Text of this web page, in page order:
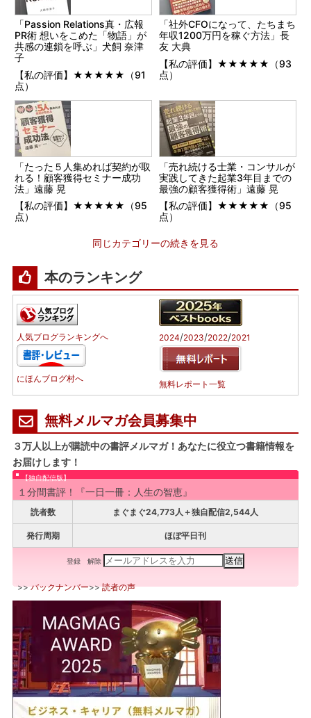
「Passion Relations真・広報
PR術 想いをこめた「物語」が
共感の連鎖を呼ぶ」犬飼 奈津
子
【私の評価】★★★★★（91
点）
「社外CFOになって、たちまち
年収1200万円を稼ぐ方法」長
友 大典
【私の評価】★★★★★（93
点）
「たった５人集めれば契約が取
れる！顧客獲得セミナー成功
法」遠藤 晃
【私の評価】★★★★★（95
点）
「売れ続ける士業・コンサルが
実践してきた起業3年目までの
最強の顧客獲得術」遠藤 晃
【私の評価】★★★★★（95
点）
同じカテゴリーの続きを見る
本のランキング
人気ブログランキングへ
にほんブログ村へ
2024/2023/2022/2021
無料レポート一覧
無料メルマガ会員募集中
３万人以上が購読中の書評メルマガ！あなたに役立つ書籍情報を
お届けします！
【独自配信版】
１分間書評！『一日一冊：人生の智恵』
読者数 まぐまぐ24,773人＋独自配信2,544人
発行周期 ほぼ平日刊
登録 解除
>>バックナンバー>>読者の声